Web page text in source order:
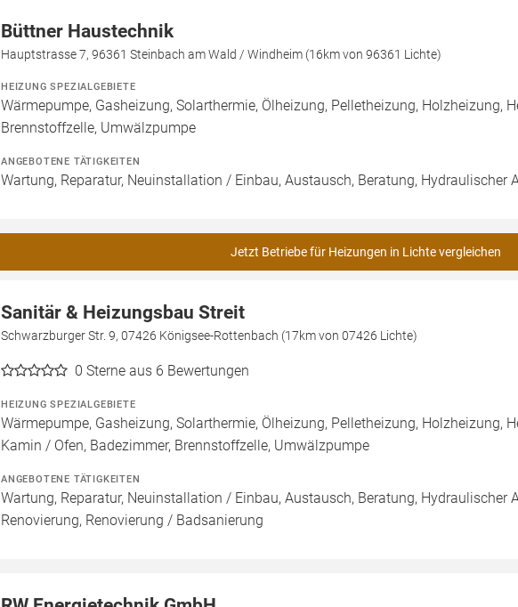
Büttner Haustechnik
Hauptstrasse 7, 96361 Steinbach am Wald / Windheim (16km von 96361 Lichte)
HEIZUNG SPEZIALGEBIETE
Wärmepumpe, Gasheizung, Solarthermie, Ölheizung, Pelletheizung, Holzheizung,
Brennstoffzelle, Umwälzpumpe
ANGEBOTENE TÄTIGKEITEN
Wartung, Reparatur, Neuinstallation / Einbau, Austausch, Beratung, Hydraulischer
Jetzt Betriebe für Heizungen in Lichte vergleichen
Sanitär & Heizungsbau Streit
Schwarzburger Str. 9, 07426 Königsee-Rottenbach (17km von 07426 Lichte)
0 Sterne aus 6 Bewertungen
HEIZUNG SPEZIALGEBIETE
Wärmepumpe, Gasheizung, Solarthermie, Ölheizung, Pelletheizung, Holzheizung,
Kamin / Ofen, Badezimmer, Brennstoffzelle, Umwälzpumpe
ANGEBOTENE TÄTIGKEITEN
Wartung, Reparatur, Neuinstallation / Einbau, Austausch, Beratung, Hydraulischer
Renovierung, Renovierung / Badsanierung